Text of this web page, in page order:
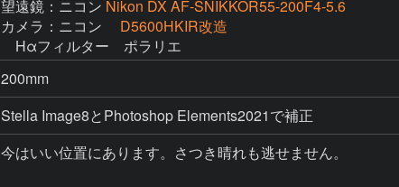
望遠鏡：ニコン Nikon DX AF-SNIKKOR55-200F4-5.6
カメラ：ニコン
D5600HKIR改造
Hαフィルター　ポラリエ
200mm
Stella Image8とPhotoshop Elements2021で補正
今はいい位置にあります。さつき晴れも逃せません。